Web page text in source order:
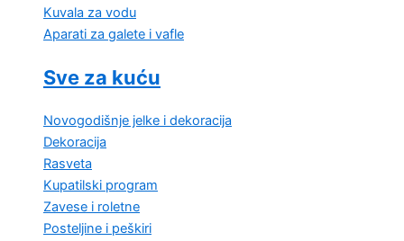
Kuvala za vodu
Aparati za galete i vafle
Sve za kuću
Novogodišnje jelke i dekoracija
Dekoracija
Rasveta
Kupatilski program
Zavese i roletne
Posteljine i peškiri